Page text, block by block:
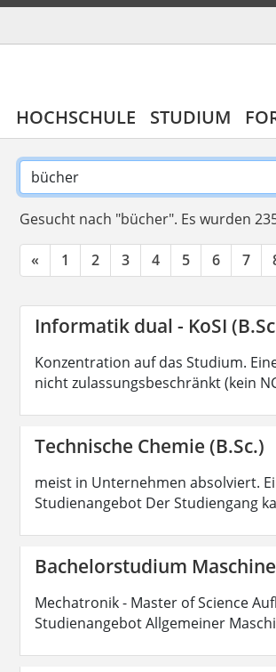
HOCHSCHULE STUDIUM
Gesucht nach "bücher". Es wurden
« 1 2 3 4 5 6 7
Informatik dual - KoSI
Konzentration auf das Studium.
nicht zulassungsbeschränkt (kein
Technische Chemie (B.Sc.)
meist in Unternehmen absolviert.
Studienangebot Der Studiengang
Bachelorstudium
Mechatronik - Master of Science
Studienangebot Allgemeiner